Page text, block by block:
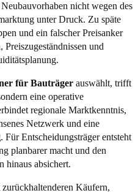
nicht wegen des
unter Druck. Zu späte
und ein falscher Preisanker
und
für Bauträger auswählt, trifft
eine operative
regionale Marktkenntnis,
Netzwerk und eine
. Für Entscheidungsträger entsteht
planbarer macht und den
hinaus absichert.
Käufern,